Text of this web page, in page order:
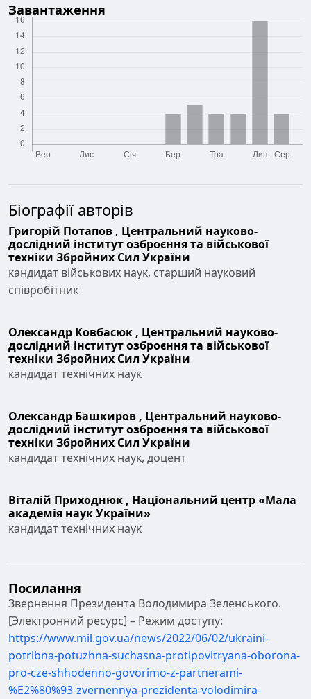
Завантаження
Біографії авторів
Григорій Потапов , Центральний науково-
дослідний інститут озброєння та військової
техніки Збройних Сил України
кандидат військових наук, старший науковий
співробітник
Олександр Ковбасюк , Центральний науково-
дослідний інститут озброєння та військової
техніки Збройних Сил України
кандидат технічних наук
Олександр Башкиров , Центральний науково-
дослідний інститут озброєння та військової
техніки Збройних Сил України
кандидат технічних наук, доцент
Віталій Приходнюк , Національний центр «Мала
академія наук України»
кандидат технічних наук
Посилання
Звернення Президента Володимира Зеленського.
[Электронний ресурс] – Режим доступу:
https://www.mil.gov.ua/news/2022/06/02/ukraini-
potribna-potuzhna-suchasna-protipovitryana-oborona-
pro-cze-shhodenno-govorimo-z-partnerami-
%E2%80%93-zvernennya-prezidenta-volodimira-